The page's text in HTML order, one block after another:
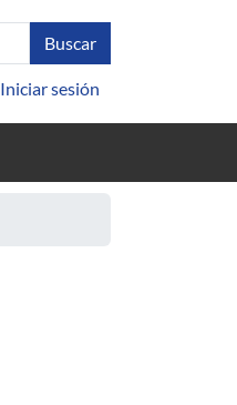
Iniciar sesión